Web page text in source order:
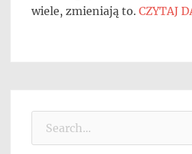
wiele, zmieniają to. CZYTAJ